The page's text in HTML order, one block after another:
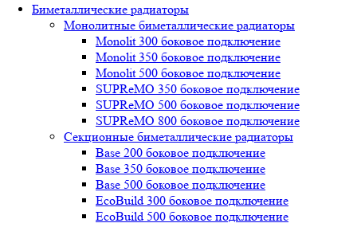
Биметаллические радиаторы
Монолитные биметаллические радиаторы
Mоnоlit 300 боковое подключение
Mоnоlit 350 боковое подключение
Mоnоlit 500 боковое подключение
SUРRеMО 350 боковое подключение
SUРRеMО 500 боковое подключение
SUРRеMО 800 боковое подключение
Секционные биметаллические радиаторы
Base 200 боковое подключение
Base 350 боковое подключение
Base 500 боковое подключение
EcoBuild 300 боковое подключение
EcoBuild 500 боковое подключение